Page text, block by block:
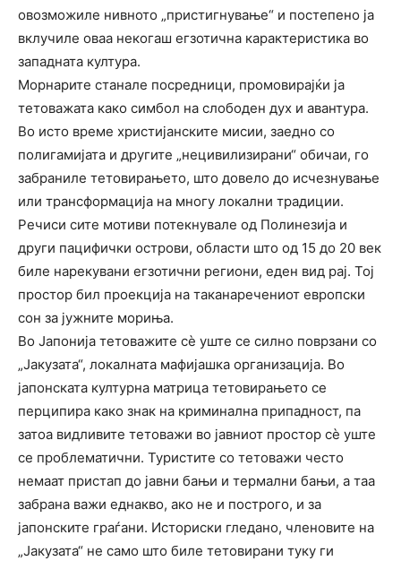
овозможиле нивното „пристигнување“ и постепено ја
вклучиле оваа некогаш егзотична карактеристика во
западната култура.
Морнарите станале посредници, промовирајќи ја
тетоважата како симбол на слободен дух и авантура.
Во исто време христијанските мисии, заедно со
полигамијата и другите „нецивилизирани“ обичаи, го
забраниле тетовирањето, што довело до исчезнување
или трансформација на многу локални традиции.
Речиси сите мотиви потекнувале од Полинезија и
други пацифички острови, области што од 15 до 20 век
биле нарекувани егзотични региони, еден вид рај. Тој
простор бил проекција на таканаречениот европски
сон за јужните мориња.
Во Јапонија тетоважите сè уште се силно поврзани со
„Јакузата“, локалната мафијашка организација. Во
јапонската културна матрица тетовирањето се
перципира како знак на криминална припадност, па
затоа видливите тетоважи во јавниот простор сè уште
се проблематични. Туристите со тетоважи често
немаат пристап до јавни бањи и термални бањи, а таа
забрана важи еднакво, ако не и построго, и за
јапонските граѓани. Историски гледано, членовите на
„Јакузата“ не само што биле тетовирани туку ги